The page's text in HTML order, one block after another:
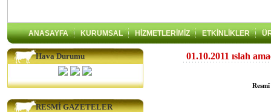
ANASAYFA KURUMSAL HİZMETLERİMİZ ETKİNLİKLER
Hava Durumu
RESMİ GAZETELER
01.10.2011 ıslah